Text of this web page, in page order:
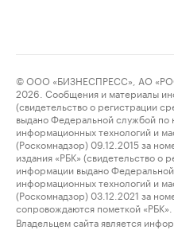
© ООО «БИЗНЕСПРЕСС», АО
2026. Сообщения и материалы
(свидетельство о регистрации
выдано Федеральной службой по
информационных технологий и
(Роскомнадзор) 09.12.2015 за
издания «РБК» (свидетельство о
информации выдано
информационных технологий и
(Роскомнадзор) 03.12.2021 за
сопровождаются пометкой «РБК».
Владельцем сайта является